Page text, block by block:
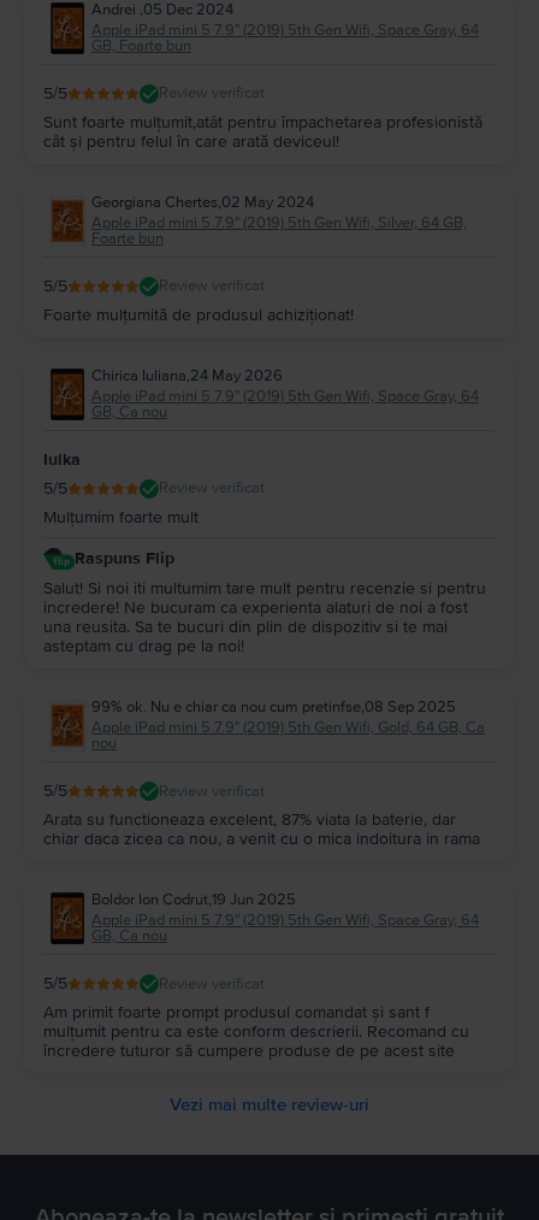
Andrei ,05 Dec 2024
Apple iPad mini 5 7.9" (2019) 5th Gen Wifi, Space Gray, 64
GB, Foarte bun
5/5 Review verificat
Sunt foarte mulțumit,atât pentru împachetarea profesionistă
cât și pentru felul în care arată deviceul!
Georgiana Chertes,02 May 2024
Apple iPad mini 5 7.9" (2019) 5th Gen Wifi, Silver, 64 GB,
Foarte bun
5/5 Review verificat
Foarte mulțumită de produsul achiziționat!
Chirica Iuliana,24 May 2026
Apple iPad mini 5 7.9" (2019) 5th Gen Wifi, Space Gray, 64
GB, Ca nou
Iulka
5/5 Review verificat
Mulțumim foarte mult
Raspuns Flip
Salut! Si noi iti multumim tare mult pentru recenzie si pentru
incredere! Ne bucuram ca experienta alaturi de noi a fost
una reusita. Sa te bucuri din plin de dispozitiv si te mai
asteptam cu drag pe la noi!
99% ok. Nu e chiar ca nou cum pretinfse,08 Sep 2025
Apple iPad mini 5 7.9" (2019) 5th Gen Wifi, Gold, 64 GB, Ca
nou
5/5 Review verificat
Arata su functioneaza excelent, 87% viata la baterie, dar
chiar daca zicea ca nou, a venit cu o mica indoitura in rama
Boldor Ion Codrut,19 Jun 2025
Apple iPad mini 5 7.9" (2019) 5th Gen Wifi, Space Gray, 64
GB, Ca nou
5/5 Review verificat
Am primit foarte prompt produsul comandat și sant f
mulțumit pentru ca este conform descrierii. Recomand cu
încredere tuturor să cumpere produse de pe acest site
Vezi mai multe review-uri